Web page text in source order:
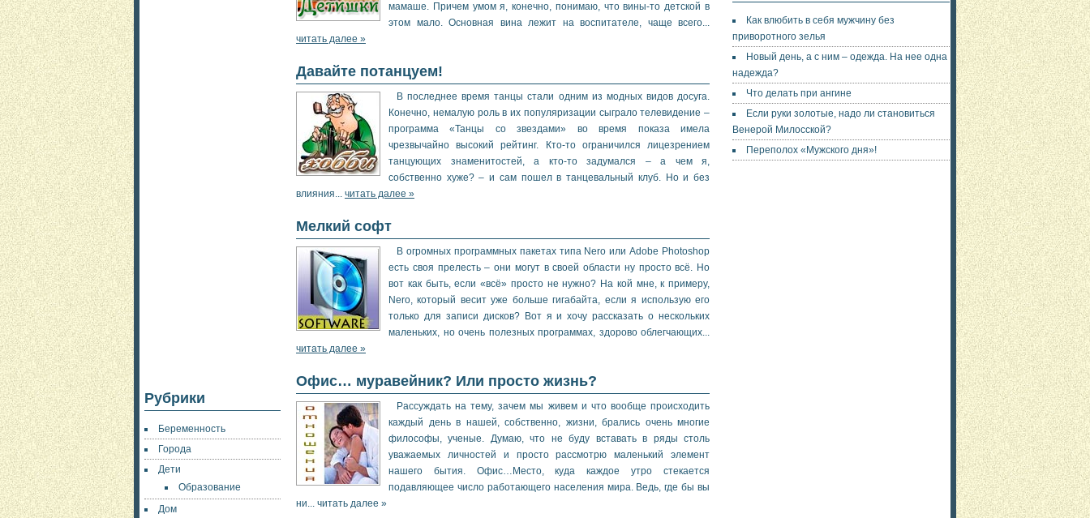
Рубрики
Беременность
Города
Дети
Образование
Дом
мамаше. Причем умом я, конечно, понимаю, что вины-то детской в
этом мало. Основная вина лежит на воспитателе, чаще всего...
читать далее »
Давайте потанцуем!
В последнее время танцы стали одним из модных видов досуга.
Конечно, немалую роль в их популяризации сыграло телевидение –
программа «Танцы со звездами» во время показа имела
чрезвычайно высокий рейтинг. Кто-то ограничился лицезрением
танцующих знаменитостей, а кто-то задумался – а чем я,
собственно хуже? – и сам пошел в танцевальный клуб. Но и без
влияния... читать далее »
Мелкий софт
В огромных программных пакетах типа Nero или Adobe Photoshop
есть своя прелесть – они могут в своей области ну просто всё. Но
вот как быть, если «всё» просто не нужно? На кой мне, к примеру,
Nero, который весит уже больше гигабайта, если я использую его
только для записи дисков? Вот я и хочу рассказать о нескольких
маленьких, но очень полезных программах, здорово облегчающих...
читать далее »
Офис… муравейник? Или просто жизнь?
Рассуждать на тему, зачем мы живем и что вообще происходить
каждый день в нашей, собственно, жизни, брались очень многие
философы, ученые. Думаю, что не буду вставать в ряды столь
уважаемых личностей и просто рассмотрю маленький элемент
нашего бытия. Офис…Место, куда каждое утро стекается
подавляющее число работающего населения мира. Ведь, где бы вы
ни... читать далее »
Как влюбить в себя мужчину без
приворотного зелья
Новый день, а с ним – одежда. На нее одна
надежда?
Что делать при ангине
Если руки золотые, надо ли становиться
Венерой Милосской?
Переполох «Мужского дня»!